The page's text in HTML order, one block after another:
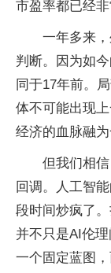
市盈率都已经非
一年多来
判断。因为如
同于17年前。
体不可能出现
经济的血脉融为
但我们相
回调。人工智
段时间炒疯了
并不只是AI伦
一个固定蓝图